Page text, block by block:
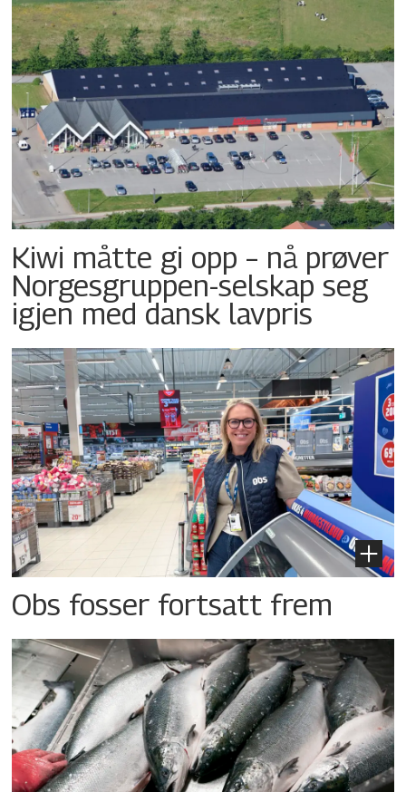
Kiwi måtte gi opp – nå prøver
Norgesgruppen-selskap seg
igjen med dansk lavpris
Obs fosser fortsatt frem